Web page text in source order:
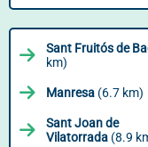
Sant Fruitós de
km)
Manresa (6.7 km)
Sant Joan de
Vilatorrada (8.9